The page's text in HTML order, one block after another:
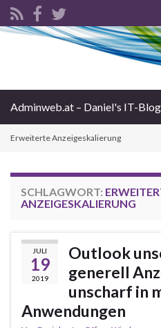
Adminweb.at – Daniel's IT-Blog
Erweiterte Anzeigeskalierung
SCHLAGWORT:
ANZEIGESKALIERUNG
JULI
19
2019
Outlook
generell
unscharf in
Anwendungen